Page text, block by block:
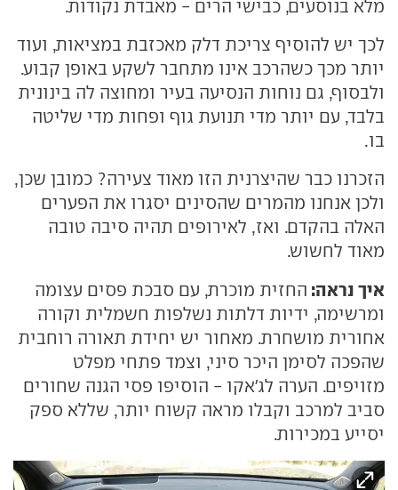
מלא בנוסעים, כבישי הרים - מאבדת נקודות.
לכך יש להוסיף צריכת דלק מאכזבת במציאות, ועוד
יותר מכך כשהרכב אינו מתחבר לשקע באופן קבוע.
ולבסוף, גם נוחות הנסיעה בעיר ומחוצה לה בינונית
בלבד, עם יותר מדי תנועת גוף ופחות מדי שליטה
בו.
הזכרנו כבר שהיצרנית הזו מאוד צעירה? כמובן שכן,
ולכן אנחנו מהמרים שהסינים יסגרו את הפערים
האלה בהקדם. ואז, לאירופים תהיה סיבה טובה
מאוד לחשוש.
איך נראה: החזית מוכרת, עם סבכת פסים עצומה
ומרשימה, ידיות דלתות נשלפות חשמלית וקורה
אחורית מושחרת. מאחור יש יחידת תאורה רוחבית
שהפכה לסימן היכר סיני, וצמד פתחי מפלט
מזויפים. הערה לג'אקו - הוסיפו פסי הגנה שחורים
סביב למרכב וקבלו מראה קשוח יותר, שללא ספק
יסייע במכירות.